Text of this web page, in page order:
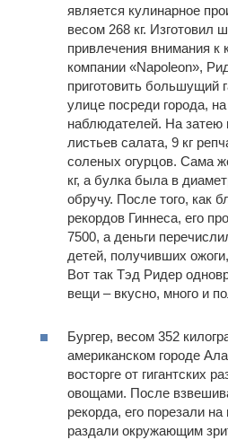
является кулинарное
весом 268 кг. Изготовил
привлечения внимания к
компании «Napoleon»,
приготовить большущий
улице посреди города,
наблюдателей. На затею
листьев салата, 9 кг
соленых огурцов. Сама
кг, а булка была в
обручу. После того, как
рекордов Гиннеса, его
7500, а деньги
детей, получивших
Вот так Тэд Ридер
вещи – вкусно, много и
Бургер, весом 352
американском городе
восторге от гигантских
овощами. После
рекорда, его порезали
раздали окружающим